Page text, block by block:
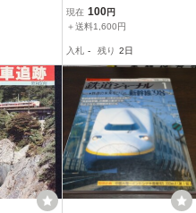
号【z26
冊の計12冊 同梱不可
YP
現在 100円
＋送料1,600円
入札 - 残り 2日